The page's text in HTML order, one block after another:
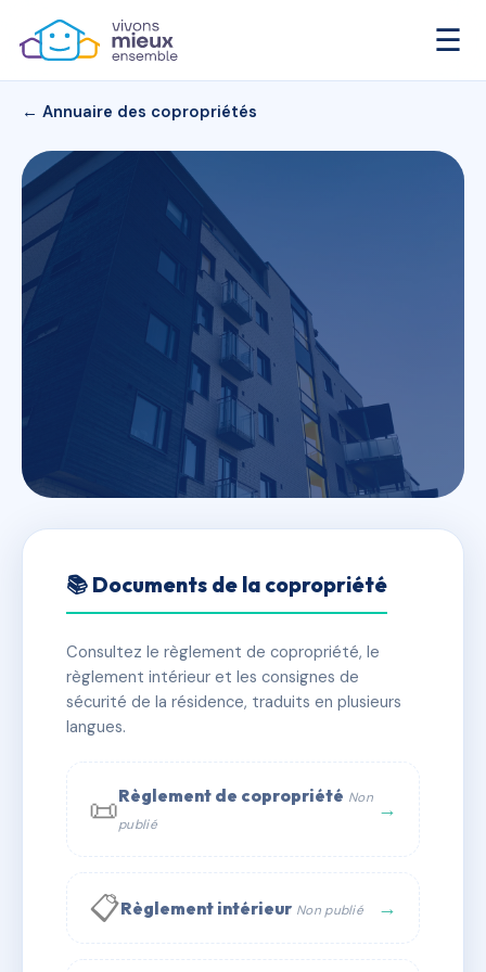
☰
← Annuaire des copropriétés
Association de copropriété
rue de la chapelle
📍 11 r de la chapelle 34600 Bédarieux
✓ Immatriculée 🏠 10 lots 🏗 1 bâtiment(s)
📞 Contacter Syndic Digital 💬 WhatsApp
✉ Email
📚 Documents de la copropriété
Consultez le règlement de copropriété, le
règlement intérieur et les consignes de
sécurité de la résidence, traduits en plusieurs
langues.
📜Règlement de copropriété Non
publié
→
📋Règlement intérieur Non publié →